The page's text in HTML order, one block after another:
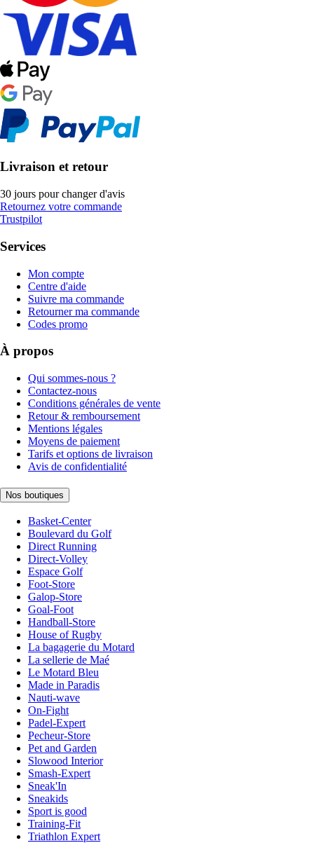
Livraison et retour
30 jours pour changer d'avis
Retournez votre commande
Trustpilot
Services
Mon compte
Centre d'aide
Suivre ma commande
Retourner ma commande
Codes promo
À propos
Qui sommes-nous ?
Contactez-nous
Conditions générales de vente
Retour & remboursement
Mentions légales
Moyens de paiement
Tarifs et options de livraison
Avis de confidentialité
Nos boutiques
Basket-Center
Boulevard du Golf
Direct Running
Direct-Volley
Espace Golf
Foot-Store
Galop-Store
Goal-Foot
Handball-Store
House of Rugby
La bagagerie du Motard
La sellerie de Maé
Le Motard Bleu
Made in Paradis
Nauti-wave
On-Fight
Padel-Expert
Pecheur-Store
Pet and Garden
Slowood Interior
Smash-Expert
Sneak'In
Sneakids
Sport is good
Training-Fit
Triathlon Expert